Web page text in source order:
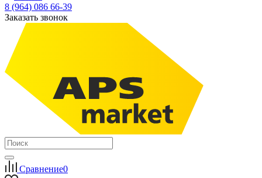
8 (964) 086 66-39
Заказать звонок
Сравнение0